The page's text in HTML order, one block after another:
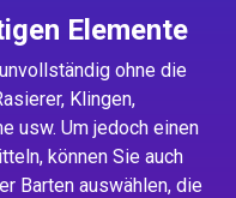
Elemente
ohne die
Klingen,
usw. Um jedoch einen
können Sie auch
Barten auswählen, die